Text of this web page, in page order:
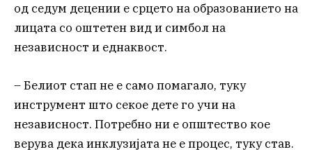
од седум децении е срцето на образованието на
лицата со оштетен вид и симбол на
независност и еднаквост.
– Белиот стап не е само помагало, туку
инструмент што секое дете го учи на
независност. Потребно ни е општество кое
верува дека инклузијата не е процес, туку став.